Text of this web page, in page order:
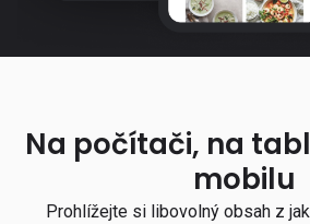
Na počítači, na
mobilu
Prohlížejte si libovolný obsah z